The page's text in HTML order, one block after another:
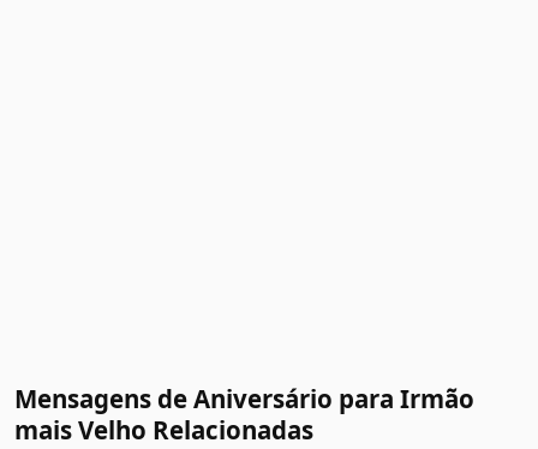
Mensagens de Aniversário para Irmão
mais Velho Relacionadas